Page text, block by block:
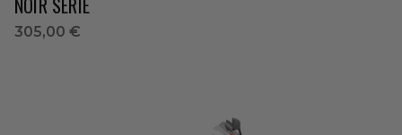
NOIR SÉRIE
305,00 €